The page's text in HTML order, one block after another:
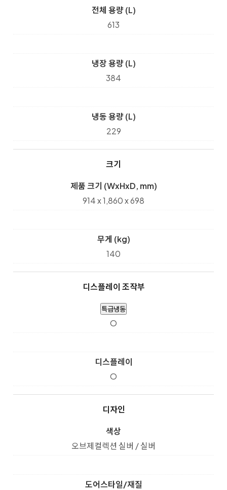
전체 용량 (L)
613
냉장 용량 (L)
384
냉동 용량 (L)
229
크기
제품 크기 (WxHxD, mm)
914 x 1,860 x 698
무게 (kg)
140
디스플레이 조작부
특급냉동
O
디스플레이
O
디자인
색상
오브제컬렉션 실버 / 실버
도어스타일/재질